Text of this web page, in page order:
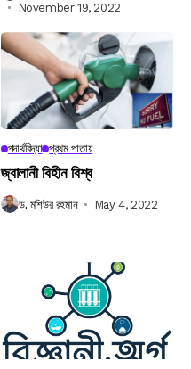
November 19, 2022
পদার্থবিদ্যা প্রথম পাতায়
জ্বালানী বিহীন বিশ্ব
ড. মশিউর রহমান May 4, 2022